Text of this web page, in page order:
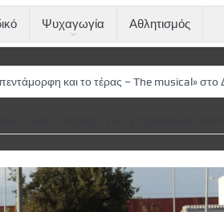
Ψυχαγωγία Αθλητισμός
το τέρας – The musical» στο ΔΩΛ